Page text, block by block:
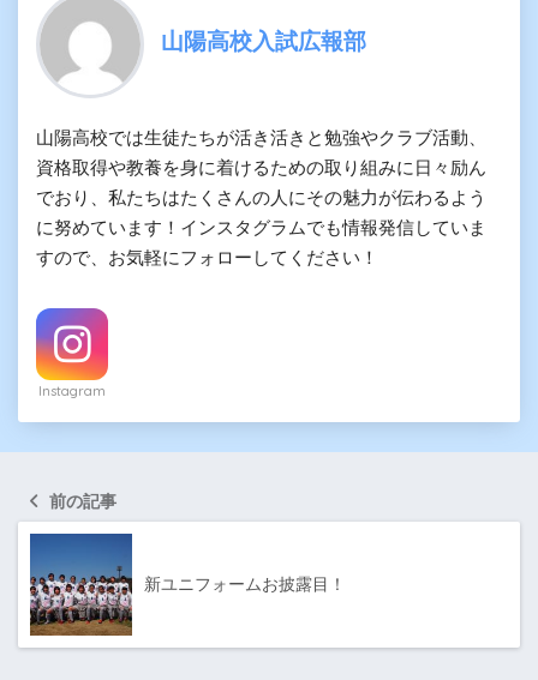
山陽高校入試広報部
山陽高校では生徒たちが活き活きと勉強やクラブ活動、
資格取得や教養を身に着けるための取り組みに日々励ん
でおり、私たちはたくさんの人にその魅力が伝わるよう
に努めています！インスタグラムでも情報発信していま
すので、お気軽にフォローしてください！
Instagram
前の記事
新ユニフォームお披露目！